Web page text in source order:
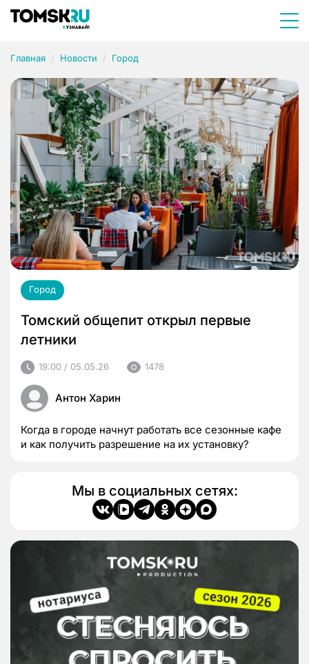
Главная Новости Город
Город
Томский общепит открыл первые
летники
19:00 / 05.05.26 1478
Антон Харин
Когда в городе начнут работать все сезонные кафе
и как получить разрешение на их установку?
Мы в социальных сетях: